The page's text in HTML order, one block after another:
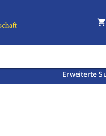
Erweiterte
shopping_cart